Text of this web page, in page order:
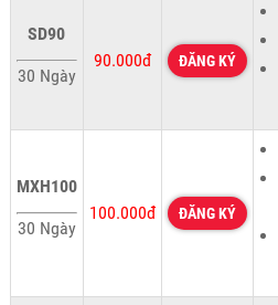
SD90
30 Ngày
90.000đ ĐĂNG KÝ
MXH100
30 Ngày
100.000đ ĐĂNG KÝ